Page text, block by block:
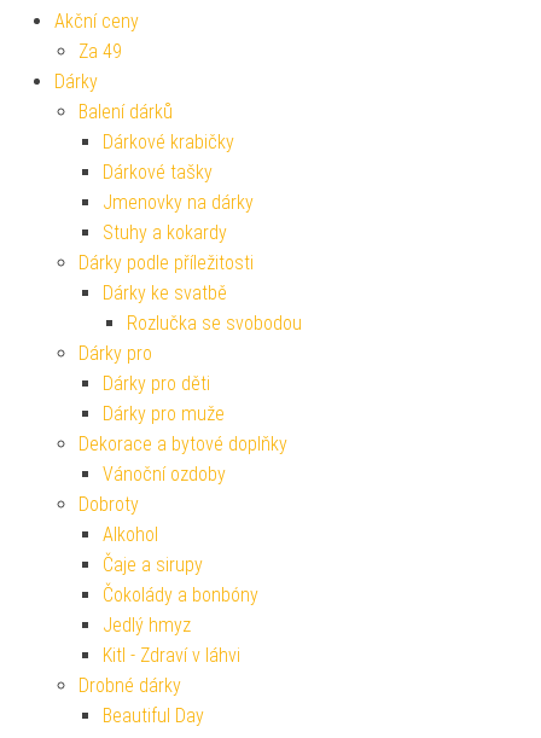
Akční ceny
Za 49
Dárky
Balení dárků
Dárkové krabičky
Dárkové tašky
Jmenovky na dárky
Stuhy a kokardy
Dárky podle příležitosti
Dárky ke svatbě
Rozlučka se svobodou
Dárky pro
Dárky pro děti
Dárky pro muže
Dekorace a bytové doplňky
Vánoční ozdoby
Dobroty
Alkohol
Čaje a sirupy
Čokolády a bonbóny
Jedlý hmyz
Kitl - Zdraví v láhvi
Drobné dárky
Beautiful Day